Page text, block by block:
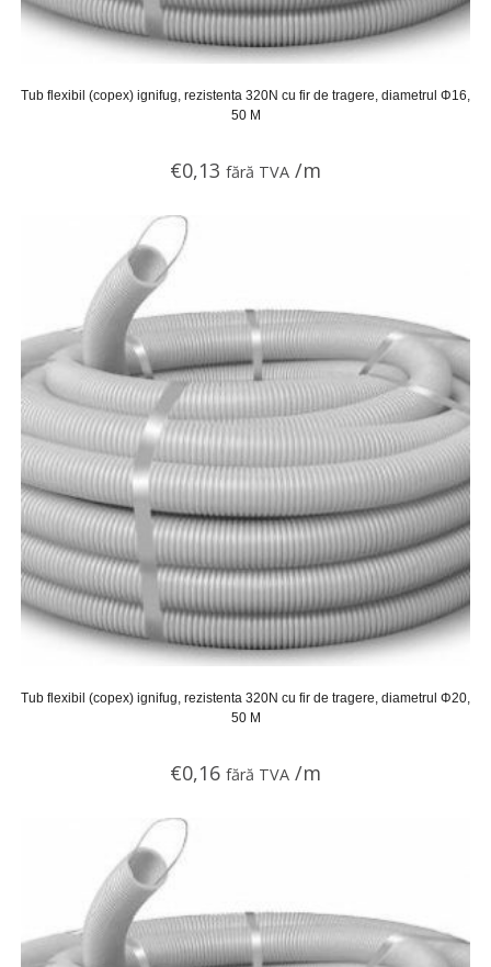
Tub flexibil (copex) ignifug, rezistenta 320N cu fir de tragere, diametrul Φ16,
50 M
€0,13 fără TVA /m
Tub flexibil (copex) ignifug, rezistenta 320N cu fir de tragere, diametrul Φ20,
50 M
€0,16 fără TVA /m